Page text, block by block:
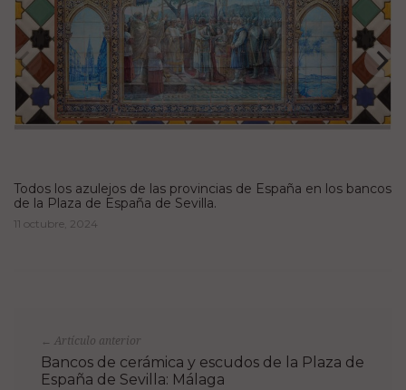
Todos los azulejos de las provincias de España en los bancos
de la Plaza de España de Sevilla.
11 octubre, 2024
← Artículo anterior
Bancos de cerámica y escudos de la Plaza de
España de Sevilla: Málaga